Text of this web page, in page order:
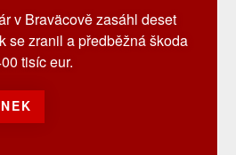
v Braväcově zasáhl deset
se zranil a předběžná škoda
tisíc eur.